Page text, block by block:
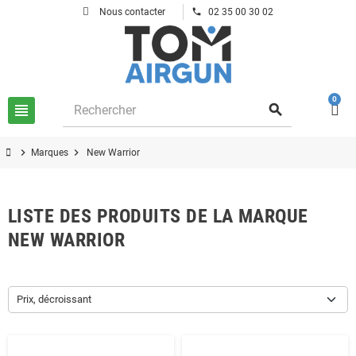
Nous contacter phone 02 35 00 30 02
view_headline search
0
chevron_right Marques chevron_right New Warrior
LISTE DES PRODUITS DE LA MARQUE
NEW WARRIOR
Prix, décroissant